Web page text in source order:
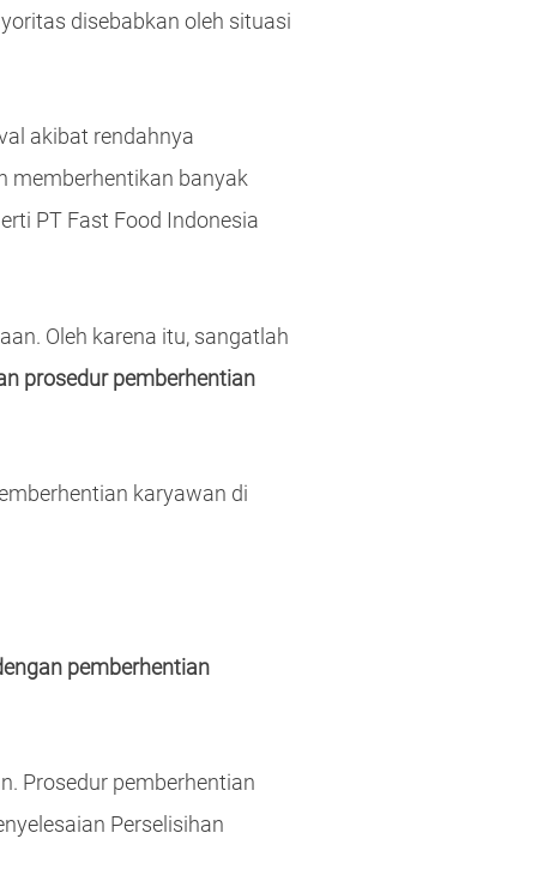
disebabkan oleh situasi
akibat rendahnya
memberhentikan banyak
PT Fast Food Indonesia
Oleh karena itu, sangatlah
prosedur pemberhentian
karyawan di
pemberhentian
Prosedur pemberhentian
Perselisihan